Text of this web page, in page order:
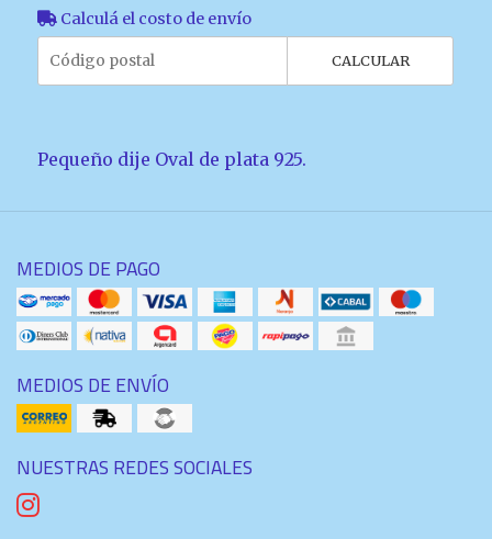
Calculá el costo de envío
CALCULAR
Pequeño dije Oval de plata 925.
MEDIOS DE PAGO
MEDIOS DE ENVÍO
NUESTRAS REDES SOCIALES